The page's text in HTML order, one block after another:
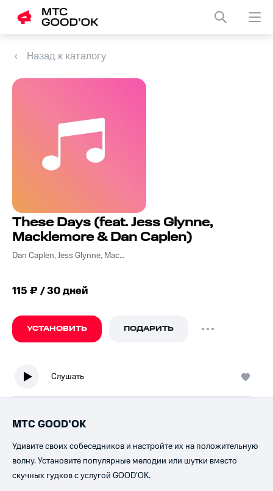
Назад к каталогу
These Days (feat. Jess Glynne,
Macklemore & Dan Caplen)
Dan Caplen, Jess Glynne, Macklemore, Rudimental
115 ₽ / 30 дней
УСТАНОВИТЬ ПОДАРИТЬ
Слушать
МТС GOOD’OK
Удивите своих собеседников и настройте их на положительную
волну. Установите популярные мелодии или шутки вместо
скучных гудков с услугой GOOD’OK.